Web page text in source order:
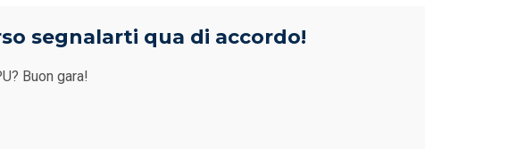
segnalarti qua di accordo!
Buon gara!